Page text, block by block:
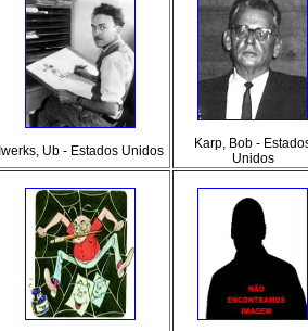
Iwerks, Ub - Estados Unidos
Karp, Bob -
Unidos